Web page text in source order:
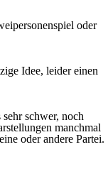
oder
Idee, leider einen
schwer, noch
manchmal
oder andere Partei.